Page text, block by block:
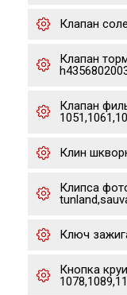
Клапан
Клапан
Клапан
Клин
Клипса
Ключ
Кнопка